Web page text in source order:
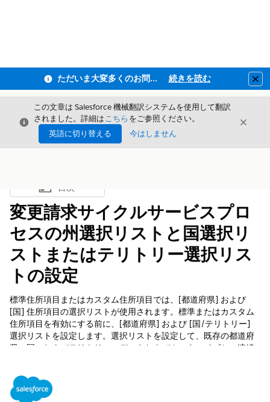
ただいま大変多くのお問い合わせをいただいており、ご連絡までにお時間を頂戴しております 続きを読む
閉じる
この文章は Salesforce 機械翻訳システムを使用して翻訳
されました。詳細はこちら をご参照ください。
英語に切り替える
今はしません
閉じる
目次を表示
目次
変更請求サイクルサービスプロ
セスの州選択リストと国選択リ
ストまたはテリトリー選択リス
トの設定
標準住所項目またはカスタム住所項目では、[都道府県] および
[国] 住所項目の選択リストが使用されます。標準またはカスタム
住所項目を有効にする前に、[都道府県] および [国/テリトリー]
選択リストを設定します。選択リストを設定して、既存の都道府
県、国、およびテリトリーのデータおよびカスタマイズとの連続
必要なエディション